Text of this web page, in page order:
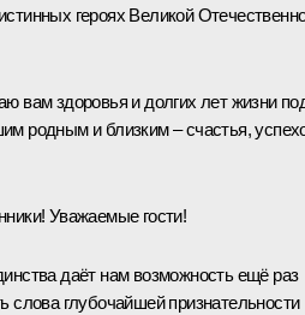
героях Великой
вам здоровья и долгих лет жизни
родным и близким – счастья,
Уважаемые гости!
даёт нам возможность ещё раз
слова глубочайшей признательности